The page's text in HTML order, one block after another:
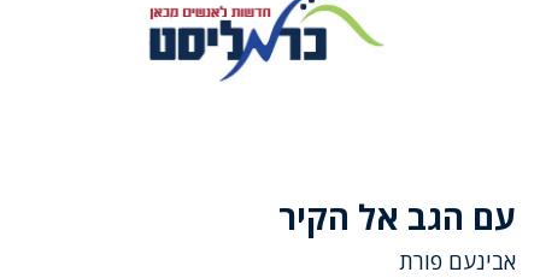
עם הגב אל הקיר
אבינעם פורת